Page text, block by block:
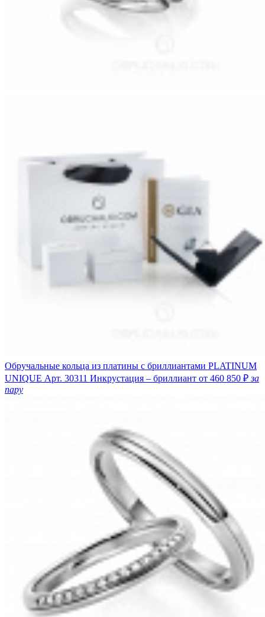
Обручальные кольца из платины c бриллиантами PLATINUM
UNIQUE Арт. 30311 Инкрустация – бриллиант от 460 850 ₽за
пару